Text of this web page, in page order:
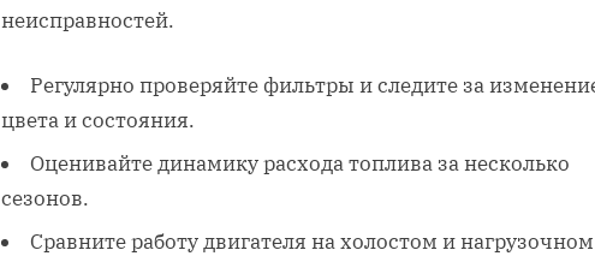
неисправностей.
Регулярно проверяйте фильтры и следите за
цвета и состояния.
Оценивайте динамику расхода топлива за несколько
сезонов.
Сравните работу двигателя на холостом и нагрузочном